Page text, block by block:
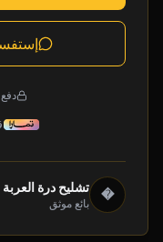
� تشليح درة العربة
بائع موثق